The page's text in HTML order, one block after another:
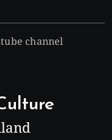
channel